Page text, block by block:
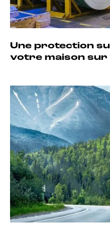
Une protection
votre maison sur